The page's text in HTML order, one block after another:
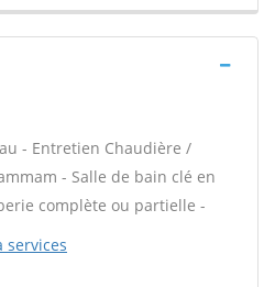
- Entretien Chaudière /
- Salle de bain clé en
complète ou partielle -
services